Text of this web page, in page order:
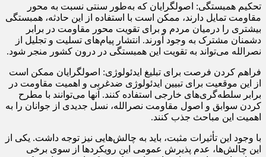
تحکیم همبستگی: اصولگرایان که به‌طور سنتی نسبت به محور
مقاومت تمایل دارند، ممکن است با استفاده از این حادثه، همبستگی
بیشتری را درمیان مردم و برای تقویت محور مقاومت در برابر
دشمنان مشترک به وجود آورند. انتشار پیام‌های تسلیت و تجلیل از
نصرالله می‌تواند به تقویت این همبستگی در درون کشور منجر شود.
فراهم کردن فرصت برای تبلیغ ایدئولوژی: اصولگرایان ممکن است
از این موقعیت برای تبیین ایدئولوژی ضدغربی و اهمیت مقاومت در
برابر سلطه‌گری‌های خارجی استفاده کنند. آنها می‌توانند با مطرح
کردن سوابق و اصول مقاومت نصرالله، نسل جدیدی از جوانان را به
اهمیت این مباحث جذب کنند.
با وجود این تأثیرات مثبت، باید به چالش‌هایی نیز توجه داشت. یکی از
این چالش‌ها، عدم پذیرش عمومی این رویکردها از سوی برخی